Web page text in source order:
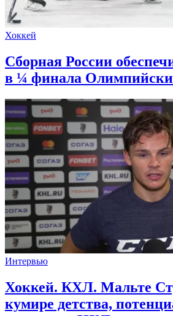
Хоккей
Сборная России
в ¼ финала
Интервью
Хоккей. КХЛ. Мальте
кумире детства,